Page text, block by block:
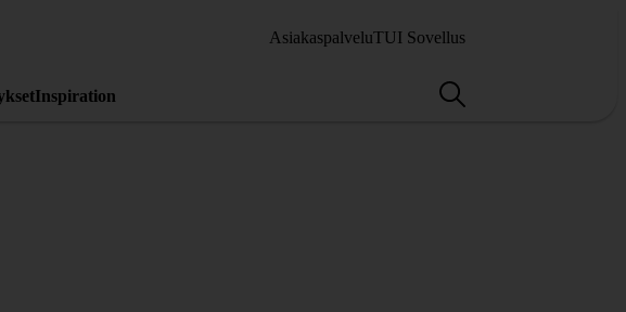
AsiakaspalveluTUI Sovellus
Inspiration